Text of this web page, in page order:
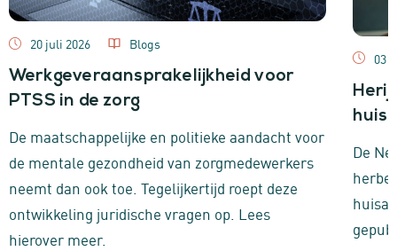
20 juli 2026
Blogs
Werkgeveraansprakelijkheid voor
PTSS in de zorg
De maatschappelijke en politieke aandacht voor
de mentale gezondheid van zorgmedewerkers
neemt dan ook toe. Tegelijkertijd roept deze
ontwikkeling juridische vragen op. Lees
hierover meer.
03
De